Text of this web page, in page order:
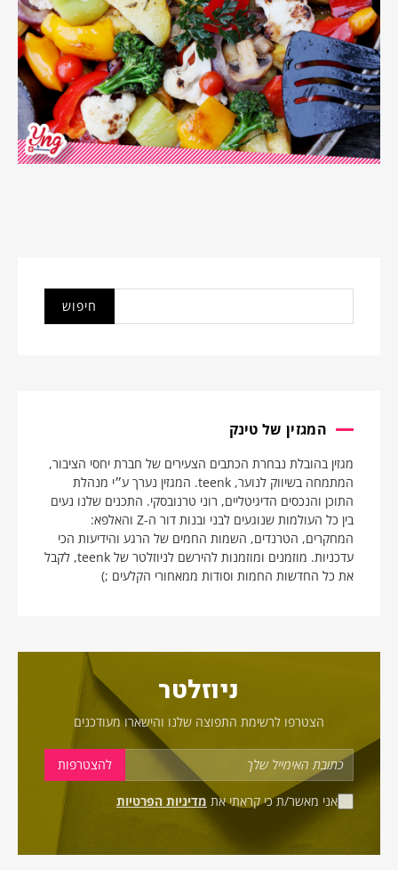
המגזין של טינק
מגזין בהובלת נבחרת הכתבים הצעירים של חברת יחסי הציבור,
המתמחה בשיווק לנוער, teenk. המגזין נערך ע״י מנהלת
התוכן והנכסים הדיגיטליים, רוני טרנובסקי. התכנים שלנו נעים
בין כל העולמות שנוגעים לבני ובנות דור ה-Z והאלפא:
המחקרים, הטרנדים, השמות החמים של הרגע והידיעות הכי
עדכניות. מוזמנים ומוזמנות להירשם לניוזלטר של teenk, לקבל
את כל החדשות החמות וסודות ממאחורי הקלעים ;)
ניוזלטר
הצטרפו לרשימת התפוצה שלנו והישארו מעודכנים
אני מאשר/ת כי קראתי את מדיניות הפרטיות